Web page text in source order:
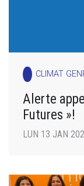
CLIMAT
Alerte
Futures »!
LUN 13 JAN